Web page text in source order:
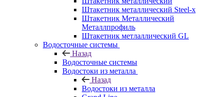
Штакетник металлический Steel-x
Штакетник Металлический
Металлпрофиль
Штакетник метлаллический GL
Водосточные системы
Назад
Водосточные системы
Водостоки из металла
Назад
Водостоки из металла